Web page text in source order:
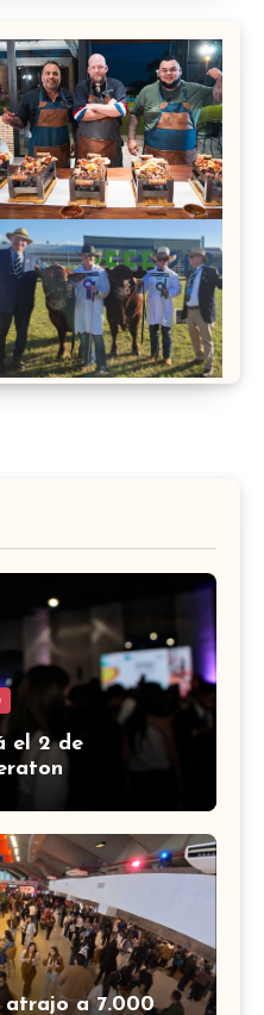
el 2 de
atrajo a 7.000